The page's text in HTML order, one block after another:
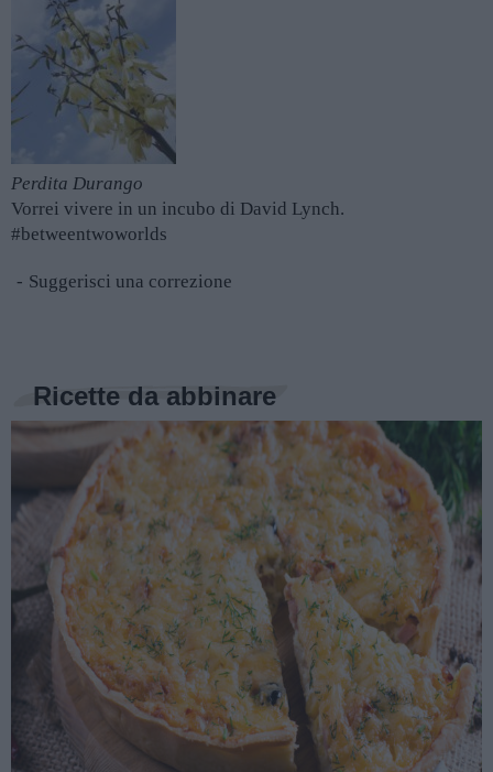
Perdita Durango
Vorrei vivere in un incubo di David Lynch.
#betweentwoworlds
Suggerisci una correzione
Ricette da abbinare